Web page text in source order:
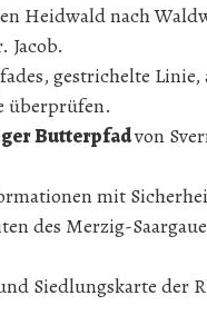
Heidwald nach
Jacob.
gestrichelte
überprüfen.
Butterpfadvon
mit
des Merzig-
Siedlungskarte der